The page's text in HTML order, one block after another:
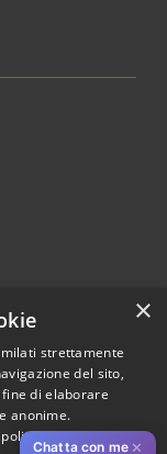
© 2026 • Comune di
• Powered by
•Accesso
Chatta con me ✕
×
strettamente
del sito,
di elaborare
anonime.
al seguentelink